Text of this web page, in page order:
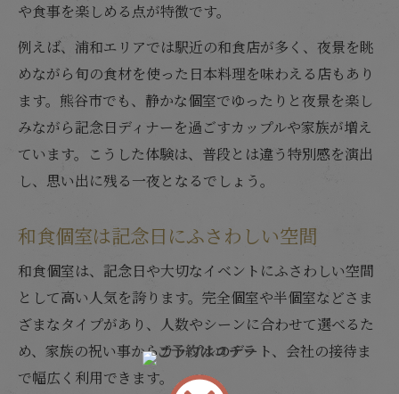
や食事を楽しめる点が特徴です。
例えば、浦和エリアでは駅近の和食店が多く、夜景を眺
めながら旬の食材を使った日本料理を味わえる店もあり
ます。熊谷市でも、静かな個室でゆったりと夜景を楽し
みながら記念日ディナーを過ごすカップルや家族が増え
ています。こうした体験は、普段とは違う特別感を演出
し、思い出に残る一夜となるでしょう。
和食個室は記念日にふさわしい空間
和食個室は、記念日や大切なイベントにふさわしい空間
として高い人気を誇ります。完全個室や半個室などさま
ざまなタイプがあり、人数やシーンに合わせて選べるた
め、家族の祝い事からカップルのデート、会社の接待ま
で幅広く利用できます。